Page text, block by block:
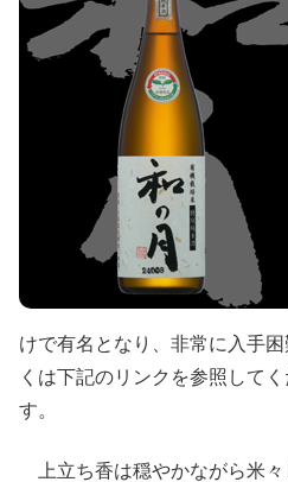
けで有名となり、非常に入手
くは下記のリンクを参照して
す。
上立ち香は穏やかながら米